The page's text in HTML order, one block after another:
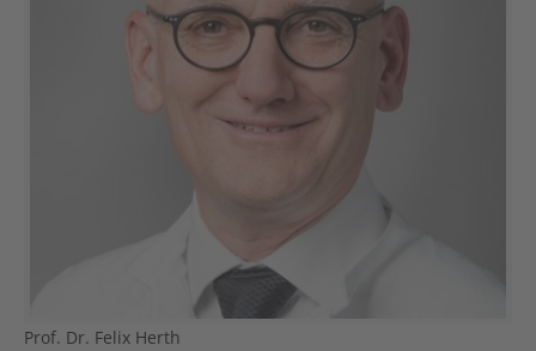
Prof. Dr. Felix Herth